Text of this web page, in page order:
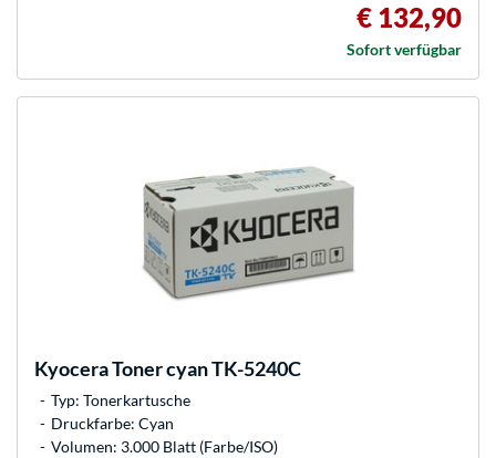
€ 132,90
Sofort verfügbar
KyoceraToner cyan TK-5240C
Typ: Tonerkartusche
Druckfarbe: Cyan
Volumen: 3.000 Blatt (Farbe/ISO)